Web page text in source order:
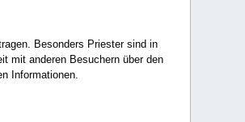
Besonders Priester sind in
mit anderen Besuchern über den
Informationen.